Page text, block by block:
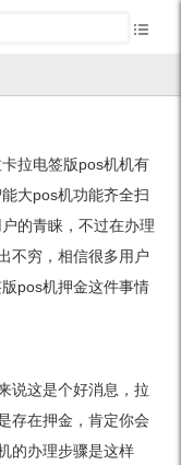
拉电签版pos机机有
大pos机功能齐全扫
的青睐，不过在办理
不穷，相信很多用户
pos机押金这件事情
说这是个好消息，拉
存在押金，肯定你会
的办理步骤是这样